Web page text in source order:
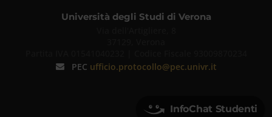
Università degli Studi di Verona
PEC ufficio.protocollo@pec.univr.it
InfoChat Studenti